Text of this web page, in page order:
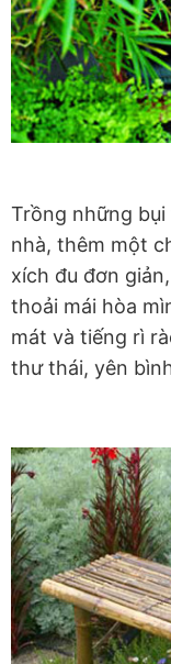
Trồng những
nhà, thêm một
xích đu đơn
thoải mái hòa
mát và tiếng rì
thư thái, yên